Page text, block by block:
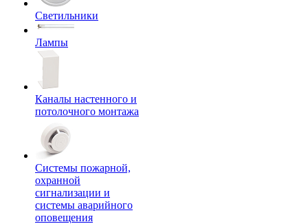
Светильники
Лампы
Каналы настенного и
потолочного монтажа
Системы пожарной,
охранной
сигнализации и
системы аварийного
оповещения